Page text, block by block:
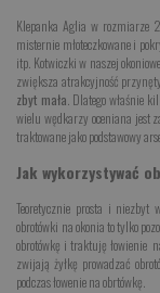
Klepanka Aglia w rozmiarze
misternie młoteczkowane i
itp. Kotwiczki w naszej
zwiększa atrakcyjność
zbyt mała . Dlatego właśnie
wielu wędkarzy oceniana jest
traktowane jako podstawowy
Jak wykorzystywać
Teoretycznie prosta i niezbyt
obrotówki na okonia to tylko
obrotówkę i traktuję łowienie
zwijają żyłkę prowadzać
podczas łowenie na obrtówkę.